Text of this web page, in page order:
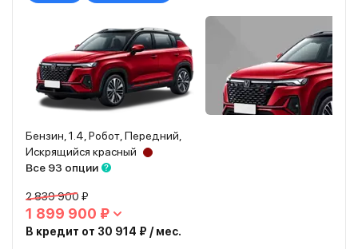
Бензин, 1.4, Робот, Передний,
Искрящийся красный
Все 93 опции
2 839 900 ₽
1 899 900 ₽
В кредит от 30 914 ₽ / мес.